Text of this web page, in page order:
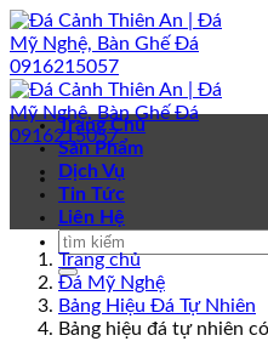
Bỏ
qua
nội
dung
Trang Chủ
Sản Phẩm
Dịch Vụ
Tin Tức
Liên Hệ
Trang chủ
Đá Mỹ Nghệ
Bảng Hiệu Đá Tự Nhiên
Bảng hiệu đá tự nhiên